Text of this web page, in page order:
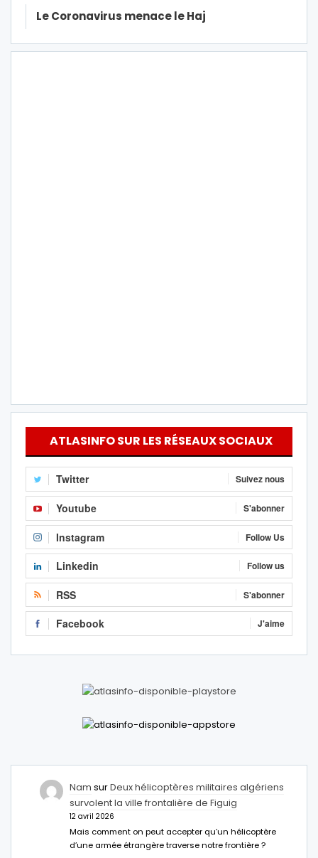
Le Coronavirus menace le Haj
ATLASINFO SUR LES RÉSEAUX SOCIAUX
Twitter Suivez nous
Youtube S'abonner
Instagram Follow Us
Linkedin Follow us
RSS S'abonner
Facebook J'aime
Nam surDeux hélicoptères militaires algériens
survolent la ville frontalière de Figuig
12 avril 2026
Mais comment on peut accepter qu’un hélicoptère
d’une armée étrangère traverse notre frontière ?